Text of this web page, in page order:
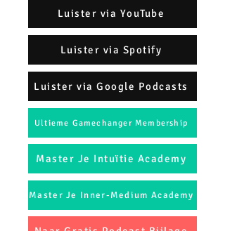
Luister via YouTube
Luister via Spotify
Luister via Google Podcasts
Ultieme Gamechanger Membership
Master Je Intuïtie Academy
Master Je Inner-Medium Academy